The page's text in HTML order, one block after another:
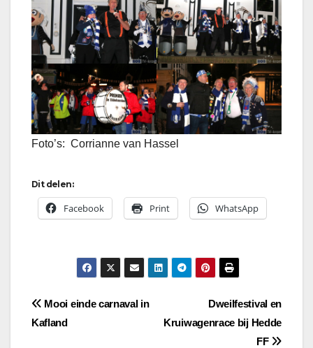
Foto’s: Corrianne van Hassel
Dit delen:
Facebook Print WhatsApp
Bericht
Dweilfestival en
Kruiwagenrace bij Hedde
FF
Mooi einde carnaval in
Kafland